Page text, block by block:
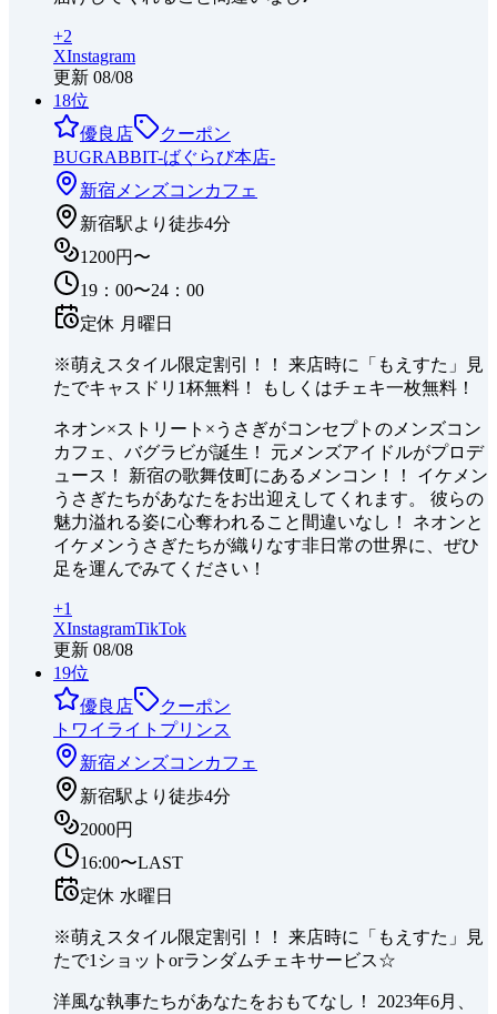
+2
XInstagram
更新 08/08
18位
優良店
クーポン
BUGRABBIT-ばぐらび本店-
新宿 メンズコンカフェ
新宿駅より徒歩4分
1200円〜
19：00〜24：00
定休 月曜日
※萌えスタイル限定割引！！ 来店時に「もえすた」見
たでキャスドリ1杯無料！ もしくはチェキ一枚無料！
ネオン×ストリート×うさぎがコンセプトのメンズコン
カフェ、バグラビが誕生！ 元メンズアイドルがプロデ
ュース！ 新宿の歌舞伎町にあるメンコン！！ イケメン
うさぎたちがあなたをお出迎えしてくれます。 彼らの
魅力溢れる姿に心奪われること間違いなし！ ネオンと
イケメンうさぎたちが織りなす非日常の世界に、ぜひ
足を運んでみてください！
+1
XInstagramTikTok
更新 08/08
19位
優良店
クーポン
トワイライトプリンス
新宿 メンズコンカフェ
新宿駅より徒歩4分
2000円
16:00〜LAST
定休 水曜日
※萌えスタイル限定割引！！ 来店時に「もえすた」見
たで1ショットorランダムチェキサービス☆
洋風な執事たちがあなたをおもてなし！ 2023年6月、